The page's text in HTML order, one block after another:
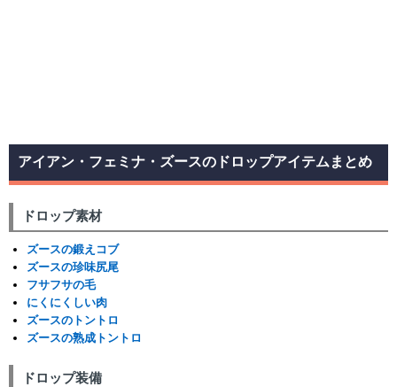
アイアン・フェミナ・ズースのドロップアイテムまとめ
ドロップ素材
ズースの鍛えコブ
ズースの珍味尻尾
フサフサの毛
にくにくしい肉
ズースのトントロ
ズースの熟成トントロ
ドロップ装備